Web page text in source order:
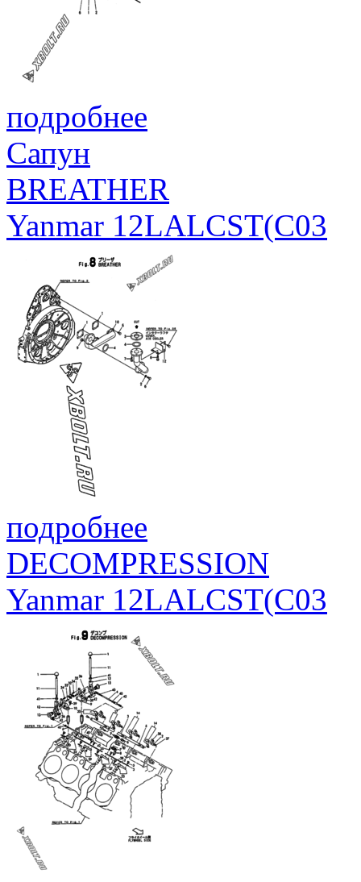
подробнее
Сапун
BREATHER
Yanmar 12LALCST(C03
подробнее
DECOMPRESSION
Yanmar 12LALCST(C03